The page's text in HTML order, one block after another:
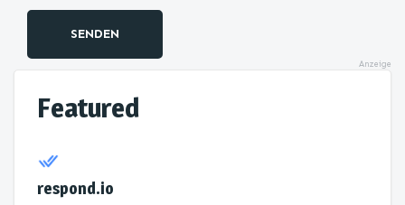
SENDEN
Anzeige
Featured
respond.io